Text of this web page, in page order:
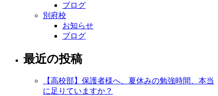
ブログ
別府校
お知らせ
ブログ
最近の投稿
【高校部】保護者様へ、夏休みの勉強時間、本当
に足りていますか？